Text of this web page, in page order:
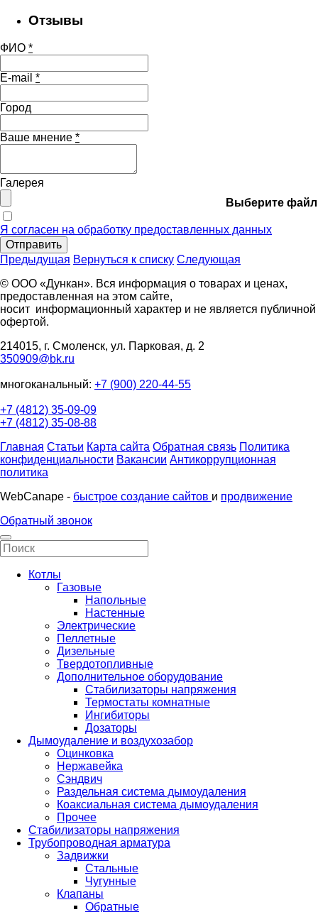
Отзывы
ФИО *
E-mail *
Город
Ваше мнение *
Галерея
Выберите файл
Я согласен на обработку предоставленных данных
Отправить
Предыдущая Вернуться к списку Следующая
© ООО «Дункан». Вся информация о товарах и ценах,
предоставленная на этом сайте,
носит информационный характер и не является публичной
офертой.
214015, г. Смоленск, ул. Парковая, д. 2
350909@bk.ru
многоканальный: +7 (900) 220-44-55
+7 (4812) 35-09-09
+7 (4812) 35-08-88
Главная Статьи Карта сайта Обратная связь Политика
конфиденциальности Вакансии Антикоррупционная
политика
WebCanape - быстрое создание сайтов и продвижение
Обратный звонок
Котлы
Газовые
Напольные
Настенные
Электрические
Пеллетные
Дизельные
Твердотопливные
Дополнительное оборудование
Стабилизаторы напряжения
Термостаты комнатные
Ингибиторы
Дозаторы
Дымоудаление и воздухозабор
Оцинковка
Нержавейка
Сэндвич
Раздельная система дымоудаления
Коаксиальная система дымоудаления
Прочее
Стабилизаторы напряжения
Трубопроводная арматура
Задвижки
Стальные
Чугунные
Клапаны
Обратные